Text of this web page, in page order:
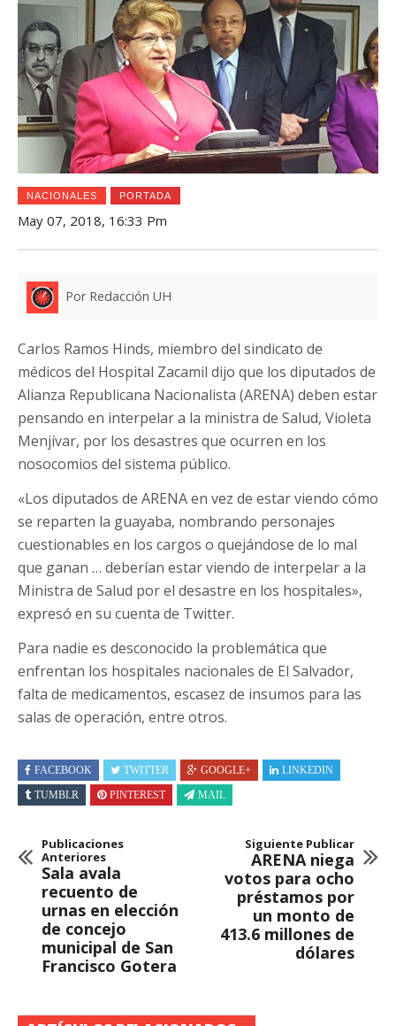
NACIONALES PORTADA
May 07, 2018, 16:33 Pm
Por Redacción UH
Carlos Ramos Hinds, miembro del sindicato de
médicos del Hospital Zacamil dijo que los diputados de
Alianza Republicana Nacionalista (ARENA) deben estar
pensando en interpelar a la ministra de Salud, Violeta
Menjívar, por los desastres que ocurren en los
nosocomios del sistema público.
«Los diputados de ARENA en vez de estar viendo cómo
se reparten la guayaba, nombrando personajes
cuestionables en los cargos o quejándose de lo mal
que ganan … deberían estar viendo de interpelar a la
Ministra de Salud por el desastre en los hospitales»,
expresó en su cuenta de Twitter.
Para nadie es desconocido la problemática que
enfrentan los hospitales nacionales de El Salvador,
falta de medicamentos, escasez de insumos para las
salas de operación, entre otros.
FACEBOOK TWITTER GOOGLE+
LINKEDIN
TUMBLR
PINTEREST MAIL
Publicaciones
Anteriores
Sala avala
recuento de
urnas en elección
de concejo
municipal de San
Francisco Gotera
Siguiente Publicar
ARENA niega
votos para ocho
préstamos por
un monto de
413.6 millones de
dólares